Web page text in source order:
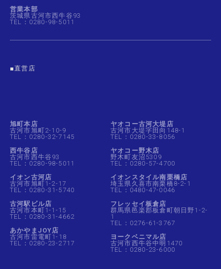
営業本部
茨城県古河市西牛谷93
TEL：0280-98-5011
■直営店
旭町本店
古河市旭町2-10-9
TEL：0280-32-7145
西牛谷店
古河市西牛谷93
TEL：0280-98-5011
イオン古河店
古河市旭町1-2-17
TEL：0280-31-5740
古河駅ビル店
古河市本町1-1-15
TEL：0280-31-4662
あかやまJOY店
古河市雷電町1-18
TEL：0280-23-2717
ヤオコー古河大堤店
古河市大堤字田向148-1
TEL：0280-33-8056
ヤオコー野木店
野木町友沼5309
TEL：0280-57-4700
イオンスタイル南栗橋店
埼玉県久喜市南栗橋8-2-1
TEL：0480-47-0046
フレッセイ板倉店
群馬県邑楽郡板倉町朝日野1-2-
1
TEL：0276-61-3767
ヨークベニマル店
古河市西牛谷中明1470
TEL：0280-23-6000